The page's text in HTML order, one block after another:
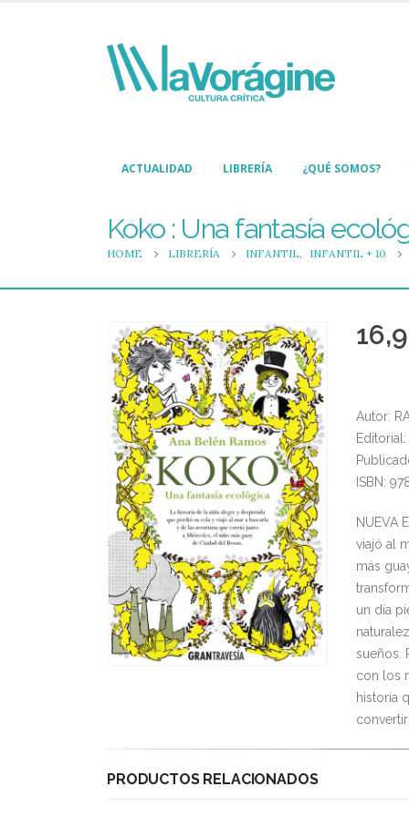
ACTUALIDAD LIBRERÍA ¿QUÉ SOMOS?
Koko : Una fantasía
HOME LIBRERÍA INFANTIL, INFANTIL + 10
Autor:
Editorial:
ISBN:
NUEVA
viajó al
más
un día
sueños.
con los
historia
PRODUCTOS RELACIONADOS